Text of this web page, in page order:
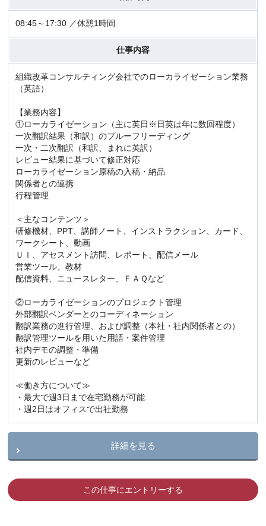
08:45～17:30 ／休憩1時間
仕事内容
組織改革コンサルティング会社でのローカライゼーション業務
（英語）
【業務内容】
①ローカライゼーション（主に英日※日英は年に数回程度）
一次翻訳結果（和訳）のプルーフリーディング
一次・二次翻訳（和訳、まれに英訳）
レビュー結果に基づいて修正対応
ローカライゼーション原稿の入稿・納品
関係者との連携
行程管理
＜主なコンテンツ＞
研修機材、PPT、講師ノート、インストラクション、カード、
ワークシート、動画
ＵＩ、アセスメント訪問、レポート、配信メール
営業ツール、教材
配信資料、ニュースレター、ＦＡＱなど
②ローカライゼーションのプロジェクト管理
外部翻訳ベンダーとのコーディネーション
翻訳業務の進行管理、および調整（本社・社内関係者との）
翻訳管理ツールを用いた用語・案件管理
社内デモの調整・準備
更新のレビューなど
≪働き方について≫
・最大で週3日まで在宅勤務が可能
・週2日はオフィスで出社勤務
詳細を見る
この仕事にエントリーする